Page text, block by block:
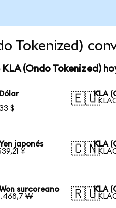
Tokenized)
(Ondo Tokenized)
$
🇪🇺KLA
1
japonés
¥
🇨🇳KLA
1
surcoreano
₩
🇷🇺KLA
1